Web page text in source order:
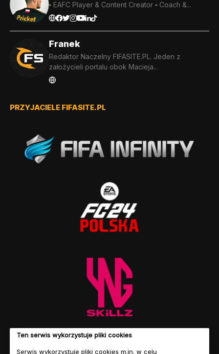
▪️ EAFC Player & Content Creator ▪️ Coach &...
Franek
Redaktor Naczelny FIFASITE.PL. Jeden z
założycieli portalu obok Macieja...
PRZYJACIELE FIFASITE.PL
Ten serwis wykorzystuje pliki cookies
Serwis wykorzystuje pliki cookies m.in. w celu